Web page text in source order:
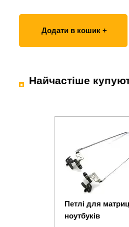
Додати в кошик +
Найчастіше
Петлі для
ноутбуків